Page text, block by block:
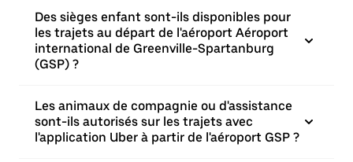
Des sièges enfant sont-ils disponibles pour
les trajets au départ de l'aéroport Aéroport
international de Greenville-Spartanburg
(GSP) ?
Les animaux de compagnie ou d'assistance
sont-ils autorisés sur les trajets avec
l'application Uber à partir de l'aéroport GSP ?